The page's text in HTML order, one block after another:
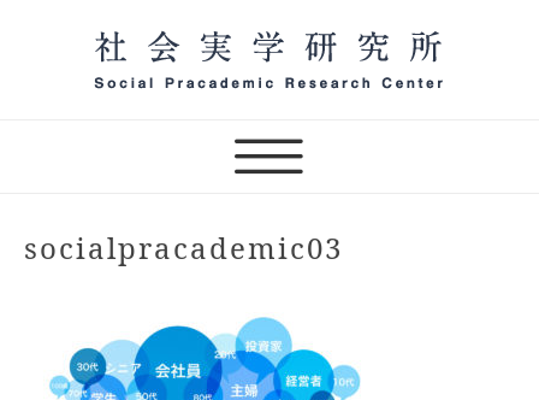
所 オンラインサロン主宰
（テスト）
socialpracademic03